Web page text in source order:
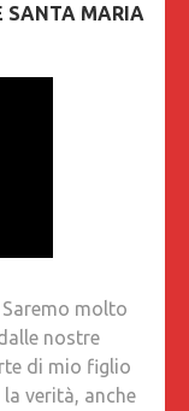
SANTA MARIA
molto
nostre
di mio figlio
verità, anche